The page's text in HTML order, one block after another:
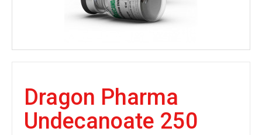
Dragon Pharma
Undecanoate 250